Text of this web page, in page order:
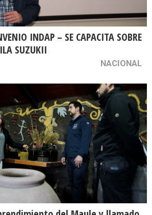
INDAP – SE CAPACITA SOBRE
SUZUKII
NACIONAL